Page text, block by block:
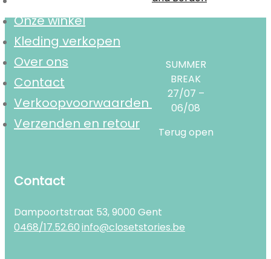
Onze winkel
Kleding verkopen
Over ons
Contact
Verkoopvoorwaarden
Verzenden en retour
Contact
Dampoortstraat 53, 9000 Gent
0468/17.52.60info@closetstories.be
SUMMER
BREAK
27/07 –
06/08
Terug open